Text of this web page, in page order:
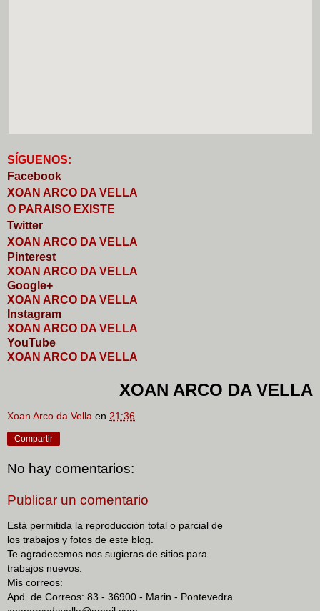
S GUENOS:
Facebook
XOAN ARCO DA VELLA
O PARAISO EXISTE
Twitter
XOAN ARCO DA VELLA
Pinterest
XOAN ARCO DA VELLA
Google+
XOAN ARCO DA VELLA
nstagram
XOAN ARCO DA VELLA
YouTube
XOAN ARCO DA VELLA
XOAN ARCO DA VELLA
Xoan Arco da Vella en 21:36
Compartir
No hay comentarios:
Publicar un comentario
Está permitida la reproducción total o parcial de
los trabajos y fotos de este blog.
Te agradecemos nos sugieras de sitios para
trabajos nuevos.
Mis correos:
Apd. de Correos: 83 - 36900 - Marin - Pontevedra